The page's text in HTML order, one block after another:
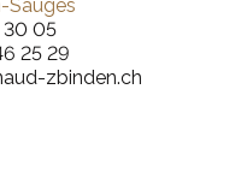
Sauges
30 05
25 29
zbinden.ch